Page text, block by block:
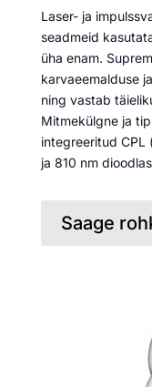
Laser- ja
seadmeid
üha enam.
karvaeemalduse
ning vastab
Mitmekülgne ja
integreeritud CPL
ja 810 nm
Saage